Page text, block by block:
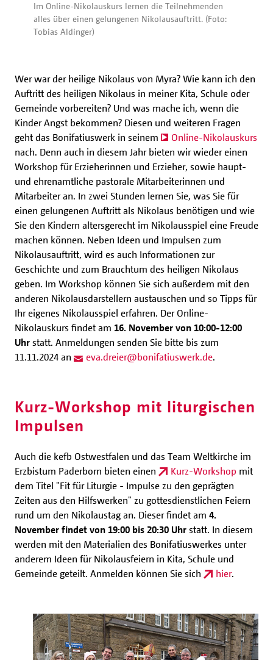
Im Online-Nikolauskurs lernen die Teilnehmenden
alles über einen gelungenen Nikolausauftritt. (Foto:
Tobias Aldinger)
Wer war der heilige Nikolaus von Myra? Wie kann ich den
Auftritt des heiligen Nikolaus in meiner Kita, Schule oder
Gemeinde vorbereiten? Und was mache ich, wenn die
Kinder Angst bekommen? Diesen und weiteren Fragen
geht das Bonifatiuswerk in seinem
Online-Nikolauskurs
nach. Denn auch in diesem Jahr bieten wir wieder einen
Workshop für Erzieherinnen und Erzieher, sowie haupt-
und ehrenamtliche pastorale Mitarbeiterinnen und
Mitarbeiter an. In zwei Stunden lernen Sie, was Sie für
einen gelungenen Auftritt als Nikolaus benötigen und wie
Sie den Kindern altersgerecht im Nikolausspiel eine Freude
machen können. Neben Ideen und Impulsen zum
Nikolausauftritt, wird es auch Informationen zur
Geschichte und zum Brauchtum des heiligen Nikolaus
geben. Im Workshop können Sie sich außerdem mit den
anderen Nikolausdarstellern austauschen und so Tipps für
Ihr eigenes Nikolausspiel erfahren. Der Online-
Nikolauskurs findet am 16. November von 10:00-12:00
Uhr statt. Anmeldungen senden Sie bitte bis zum
11.11.2024 an
eva.dreier@bonifatiuswerk.de.
Kurz-Workshop mit liturgischen
Impulsen
Auch die kefb Ostwestfalen und das Team Weltkirche im
Erzbistum Paderborn bieten einen
Kurz-Workshop mit
dem Titel "Fit für Liturgie - Impulse zu den geprägten
Zeiten aus den Hilfswerken" zu gottesdienstlichen Feiern
rund um den Nikolaustag an. Dieser findet am 4.
November findet von 19:00 bis 20:30 Uhr statt. In diesem
werden mit den Materialien des Bonifatiuswerkes unter
anderem Ideen für Nikolausfeiern in Kita, Schule und
Gemeinde geteilt. Anmelden können Sie sich
hier.